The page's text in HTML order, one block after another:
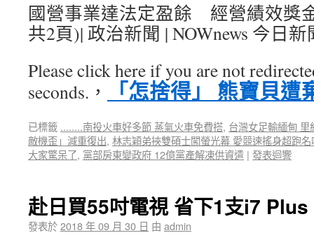
國營事業達法定盈餘 經營績效獎
共2頁)| 政治新聞 | NOWnews 今日新
Please click here if you are not
seconds.，
「怎捨得」 熊寶貝遭
已標籤 ........南投火車好多節 蒸氣火車免費搭, 台灣女足輸緬甸 里
敵機歪」減重復出, 林志穎弟挾雙碩士闖螢光幕 愛競速搖身超跑名
大家驚呆了, 黨部房東變政府 12億黨產解凍供資遣 | 發表迴響
赴日買55吋電視 省下1支i7 Plus
發表於2018 年 09 月 30 日 由 admin